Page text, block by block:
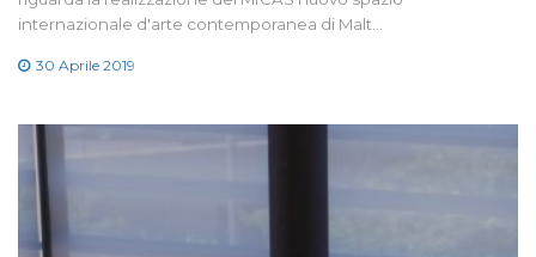
internazionale d'arte contemporanea di Malt…
30 Aprile 2019